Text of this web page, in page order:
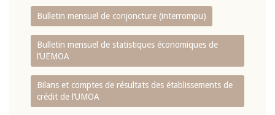
Bulletin mensuel de conjoncture (interrompu)
Bulletin mensuel de statistiques économiques de
l‘UEMOA
Bilans et comptes de résultats des établissements de
crédit de l‘UMOA